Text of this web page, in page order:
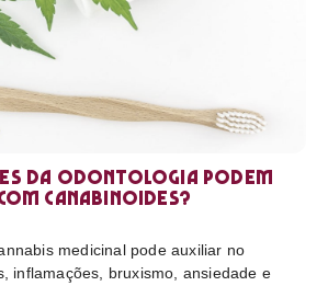
da odontologia podem
canabinoides?
medicinal pode auxiliar no
inflamações, bruxismo, ansiedade e